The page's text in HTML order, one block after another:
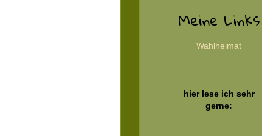
Meine Links
Wahlheimat
hier lese ich sehr
gerne: